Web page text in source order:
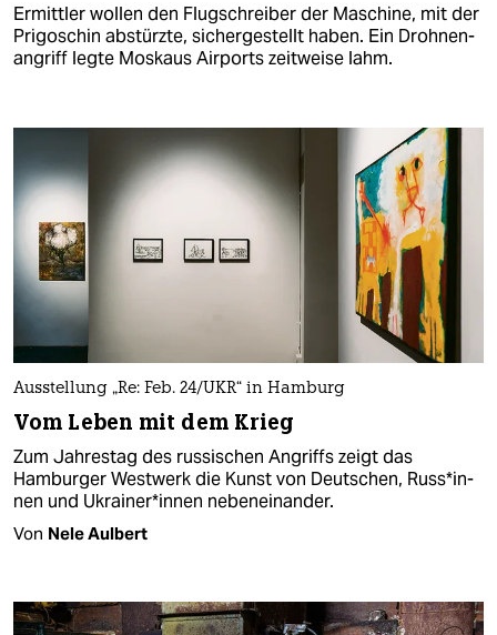
Ermittler wollen den Flugschreiber der Maschine, mit der
Prigoschin abstürzte, sichergestellt haben. Ein Drohnen-
angriff legte Moskaus Airports zeitweise lahm.
Ausstellung „Re: Feb. 24/UKR“ in Hamburg
Vom Leben mit dem Krieg
Zum Jahrestag des russischen Angriffs zeigt das
Hamburger Westwerk die Kunst von Deutschen, Rus­s*in­
nen und Ukrai­ne­r*in­nen nebeneinander.
Von Nele Aulbert